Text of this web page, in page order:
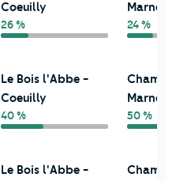
Coeuilly
26 %
Marne
24 %
Le Bois l'Abbe -
Coeuilly
40 %
Marne
50 %
Le Bois l'Abbe -